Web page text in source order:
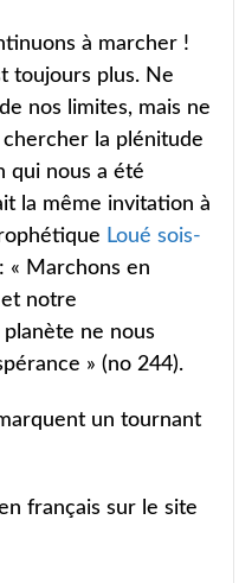
à marcher !
toujours plus. Ne
nos limites, mais ne
la plénitude
qui nous a été
la même invitation à
Loué sois-
« Marchons en
notre
ne nous
» (no 244).
un tournant
français sur le site